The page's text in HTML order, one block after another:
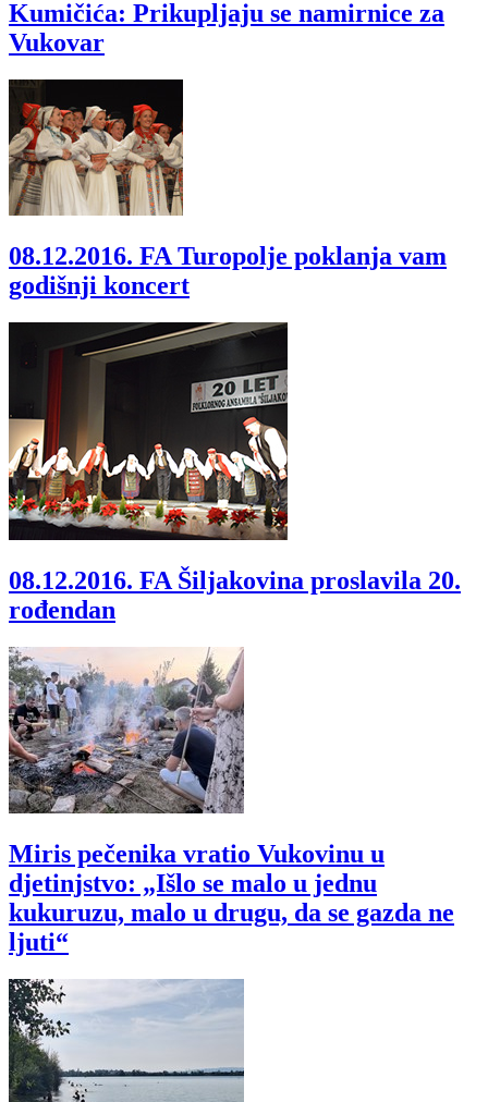
Kumičića: Prikupljaju se namirnice za
Vukovar
08.12.2016. FA Turopolje poklanja vam
godišnji koncert
08.12.2016. FA Šiljakovina proslavila 20.
rođendan
Miris pečenika vratio Vukovinu u
djetinjstvo: „Išlo se malo u jednu
kukuruzu, malo u drugu, da se gazda ne
ljuti“